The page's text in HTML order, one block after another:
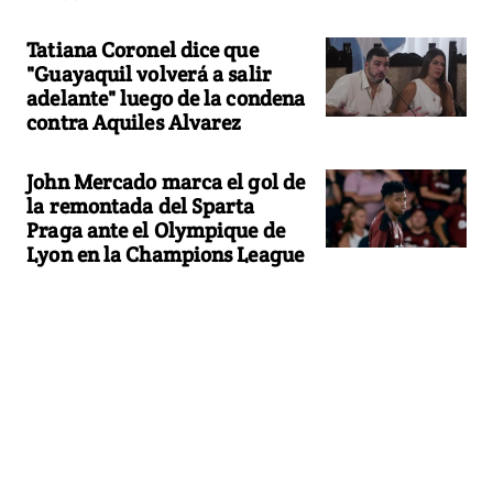
Tatiana Coronel dice que
"Guayaquil volverá a salir
adelante" luego de la condena
contra Aquiles Alvarez
John Mercado marca el gol de
la remontada del Sparta
Praga ante el Olympique de
Lyon en la Champions League